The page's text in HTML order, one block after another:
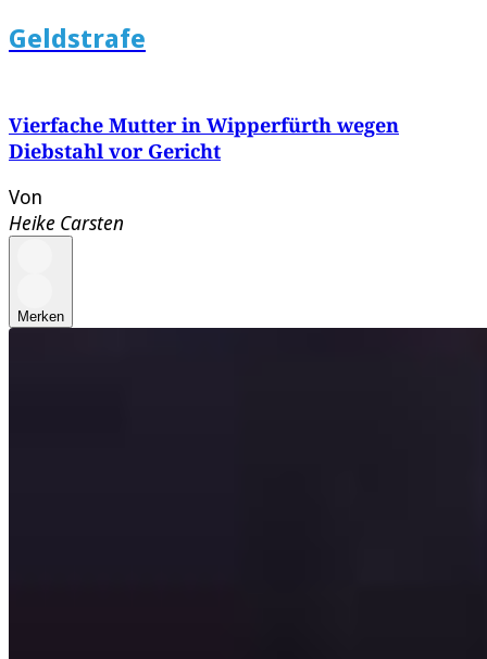
Geldstrafe
Vierfache Mutter in Wipperfürth wegen
Diebstahl vor Gericht
Von
Heike Carsten
Merken